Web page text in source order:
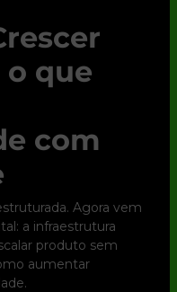
que
com
Agora vem
a infraestrutura
produto sem
aumentar